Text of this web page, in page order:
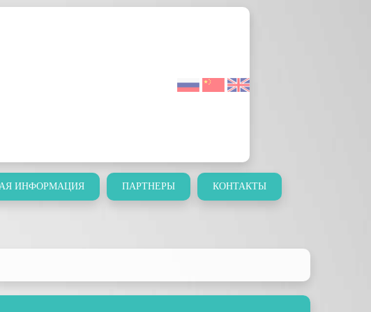
ИНФОРМАЦИЯ ПАРТНЕРЫ КОНТАКТЫ